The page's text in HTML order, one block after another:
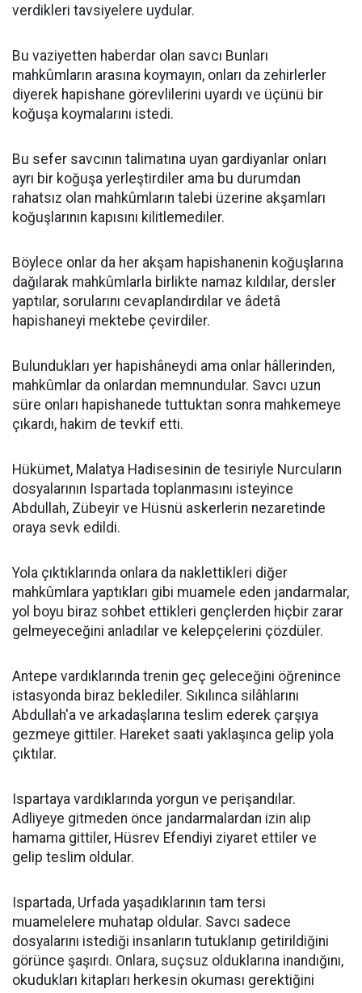
verdikleri tavsiyelere uydular.
Bu vaziyetten haberdar olan savcı Bunları
mahkûmların arasına koymayın, onları da zehirlerler
diyerek hapishane görevlilerini uyardı ve üçünü bir
koğuşa koymalarını istedi.
Bu sefer savcının talimatına uyan gardiyanlar onları
ayrı bir koğuşa yerleştirdiler ama bu durumdan
rahatsız olan mahkûmların talebi üzerine akşamları
koğuşlarının kapısını kilitlemediler.
Böylece onlar da her akşam hapishanenin koğuşlarına
dağılarak mahkûmlarla birlikte namaz kıldılar, dersler
yaptılar, sorularını cevaplandırdılar ve âdetâ
hapishaneyi mektebe çevirdiler.
Bulundukları yer hapishâneydi ama onlar hâllerinden,
mahkûmlar da onlardan memnundular. Savcı uzun
süre onları hapishanede tuttuktan sonra mahkemeye
çıkardı, hakim de tevkif etti.
Hükümet, Malatya Hadisesinin de tesiriyle Nurcuların
dosyalarının Ispartada toplanmasını isteyince
Abdullah, Zübeyir ve Hüsnü askerlerin nezaretinde
oraya sevk edildi.
Yola çıktıklarında onlara da naklettikleri diğer
mahkûmlara yaptıkları gibi muamele eden jandarmalar,
yol boyu biraz sohbet ettikleri gençlerden hiçbir zarar
gelmeyeceğini anladılar ve kelepçelerini çözdüler.
Antepe vardıklarında trenin geç geleceğini öğrenince
istasyonda biraz beklediler. Sıkılınca silâhlarını
Abdullah'a ve arkadaşlarına teslim ederek çarşıya
gezmeye gittiler. Hareket saati yaklaşınca gelip yola
çıktılar.
Ispartaya vardıklarında yorgun ve perişandılar.
Adliyeye gitmeden önce jandarmalardan izin alıp
hamama gittiler, Hüsrev Efendiyi ziyaret ettiler ve
gelip teslim oldular.
Ispartada, Urfada yaşadıklarının tam tersi
muamelelere muhatap oldular. Savcı sadece
dosyalarını istediği insanların tutuklanıp getirildiğini
görünce şaşırdı. Onlara, suçsuz olduklarına inandığını,
okudukları kitapları herkesin okuması gerektiğini